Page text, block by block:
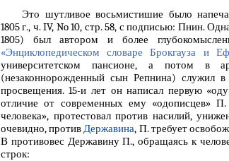
Это шутливое восьмистишие было
1805 г., ч. IV, No 10, стр. 58, с подписью: Пнин.
1805) был автором и более
«Энциклопедическом словаре Брокгауза и
университетском пансионе, а потом в
(незаконнорожденный сын Репнина) служил
просвещения. 15-и лет он написал первую
отличие от современных ему «одописцев»
человека», протестовал против насилий,
очевидно, противДержавина, П. требует
В противовес Державину П., обращаясь к
строк: